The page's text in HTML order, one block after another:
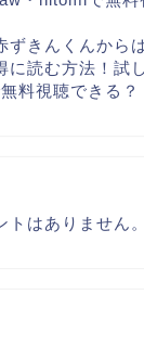
ずきんくんから
に読む方法！試
料視聴できる？
はありません。